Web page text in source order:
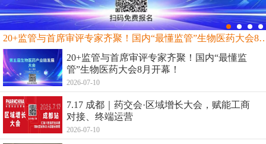
20+监管与首席审评专家齐聚！国内“最
20+监管与首席审评专家齐聚！国内“最懂监
管”生物医药大会8月开幕！
2026-07-10
7.17 成都｜药交会·区域增长大会，赋能工商
对接、终端运营
2026-07-10